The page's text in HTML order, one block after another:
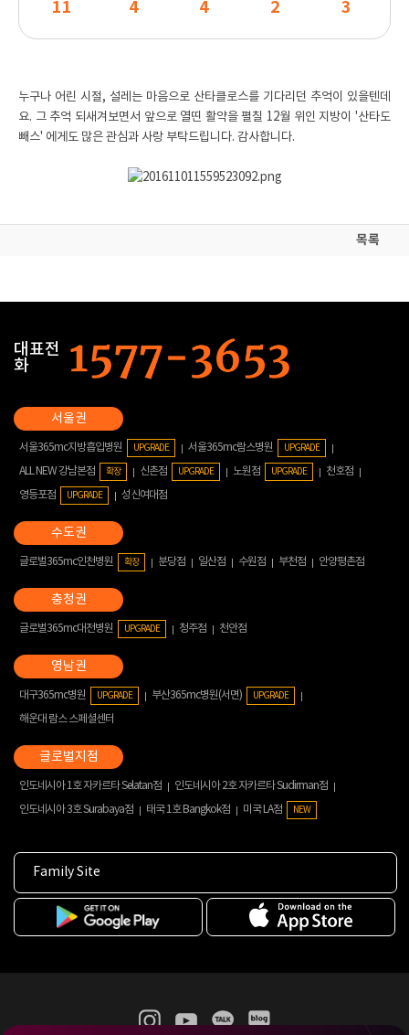
11 4 4 2 3
누구나 어린 시절, 설레는 마음으로 산타클로스를 기다리던 추억이 있을텐데
요. 그 추억 되새겨보면서 앞으로 열띤 활약을 펼칠 12월 위인 지방이 '산타도
빼스' 에게도 많은 관심과 사랑 부탁드립니다. 감사합니다.
목록
대표전
화
서울365mc지방흡입병원 UPGRADE 서울365mc람스병원 UPGRADE
ALL NEW 강남본점 확장 신촌점 UPGRADE 노원점 UPGRADE
천호점
영등포점
UPGRADE 성신여대점
글로벌365mc인천병원 확장 분당점 일산점 수원점 부천점 안양평촌점
글로벌365mc대전병원 UPGRADE 청주점 천안점
대구365mc병원 UPGRADE 부산365mc병원(서면) UPGRADE
해운대 람스 스페셜센터
인도네시아 1호 자카르타 Selatan점
인도네시아 2호 자카르타 Sudirman점
인도네시아 3호 Surabaya점
태국 1호 Bangkok점 미국 LA점 NEW
Family Site